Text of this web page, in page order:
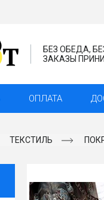
БЕЗ ОБЕДА,
ЗАКАЗЫ
ОПЛАТА
ТЕКСТИЛЬ